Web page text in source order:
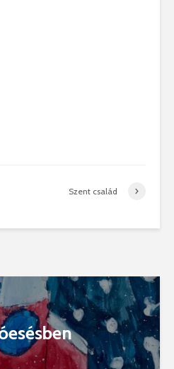
Szent család